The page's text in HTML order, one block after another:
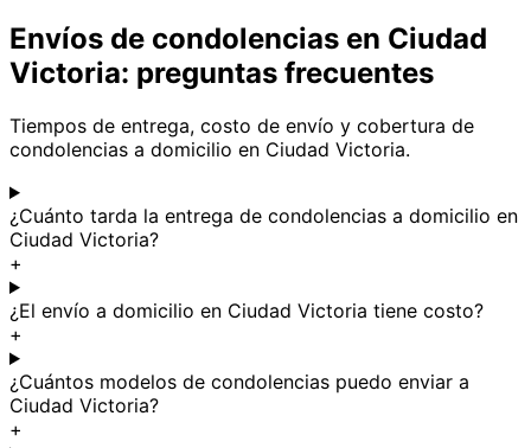
Envíos de condolencias en Ciudad
Victoria: preguntas frecuentes
Tiempos de entrega, costo de envío y cobertura de
condolencias a domicilio en Ciudad Victoria.
¿Cuánto tarda la entrega de condolencias a domicilio en
Ciudad Victoria?
+
¿El envío a domicilio en Ciudad Victoria tiene costo?
+
¿Cuántos modelos de condolencias puedo enviar a
Ciudad Victoria?
+